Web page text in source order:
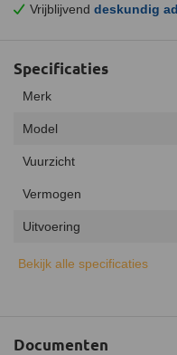
Vrijblijvend deskundig
Specificaties
Merk
Model
Vuurzicht
Vermogen
Uitvoering
Type warmte
Bekijk alle specificaties
Documenten